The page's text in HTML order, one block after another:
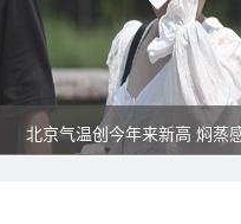
北京气温创今年来新高 焖蒸